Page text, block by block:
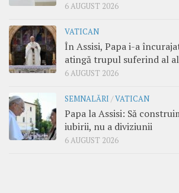
6 AUGUST 2026
VATICAN
În Assisi, Papa i-a
atingă trupul suferind al
6 AUGUST 2026
SEMNALĂRI /VATICAN
Papa la Assisi: Să
iubirii, nu a diviziunii
6 AUGUST 2026